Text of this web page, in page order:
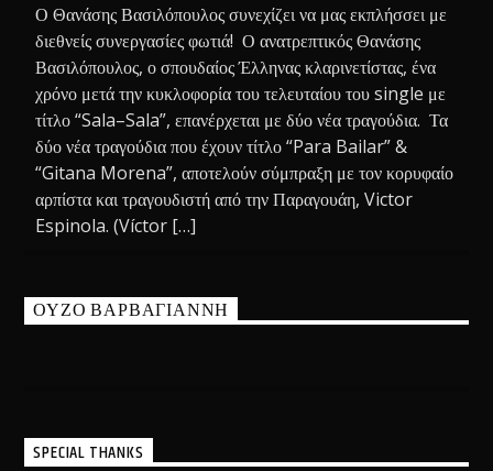
Ο Θανάσης Βασιλόπουλος συνεχίζει να μας εκπλήσσει με
διεθνείς συνεργασίες φωτιά! Ο ανατρεπτικός Θανάσης
Βασιλόπουλος, ο σπουδαίος Έλληνας κλαρινετίστας, ένα
χρόνο μετά την κυκλοφορία του τελευταίου του single με
τίτλο “Sala–Sala”, επανέρχεται με δύο νέα τραγούδια. Τα
δύο νέα τραγούδια που έχουν τίτλο “Para Bailar” &
“Gitana Morena”, αποτελούν σύμπραξη με τον κορυφαίο
αρπίστα και τραγουδιστή από την Παραγουάη, Victor
Espinola. (Víctor […]
ΟΥΖΟ ΒΑΡΒΑΓΙΑΝΝΗ
SPECIAL THANKS